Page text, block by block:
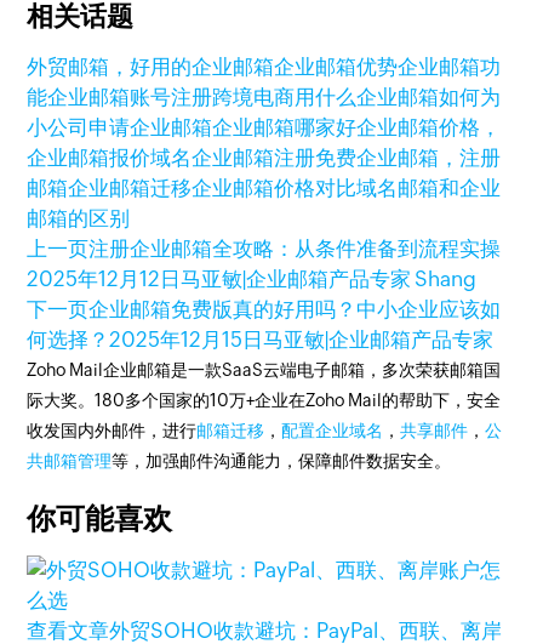
相关话题
外贸邮箱，好用的企业邮箱企业邮箱优势企业邮箱功
能企业邮箱账号注册跨境电商用什么企业邮箱如何为
小公司申请企业邮箱企业邮箱哪家好企业邮箱价格，
企业邮箱报价域名企业邮箱注册免费企业邮箱，注册
邮箱企业邮箱迁移企业邮箱价格对比域名邮箱和企业
邮箱的区别
上一页注册企业邮箱全攻略：从条件准备到流程实操
2025年12月12日马亚敏|企业邮箱产品专家 Shang
下一页企业邮箱免费版真的好用吗？中小企业应该如
何选择？2025年12月15日马亚敏|企业邮箱产品专家
Zoho Mail企业邮箱是一款SaaS云端电子邮箱，多次荣获邮箱国
际大奖。180多个国家的10万+企业在Zoho Mail的帮助下，安全
收发国内外邮件，进行邮箱迁移 ，配置企业域名 ，共享邮件 ，公
共邮箱管理等，加强邮件沟通能力，保障邮件数据安全。
你可能喜欢
查看文章外贸SOHO收款避坑：PayPal、西联、离岸